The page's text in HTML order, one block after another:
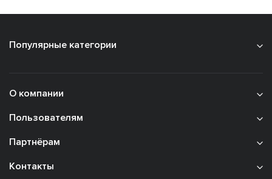
Популярные категории
О компании
Пользователям
Партнёрам
Контакты